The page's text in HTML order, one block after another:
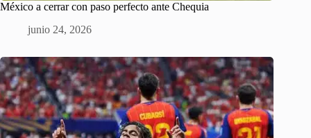
México a cerrar con paso perfecto ante Chequia
junio 24, 2026